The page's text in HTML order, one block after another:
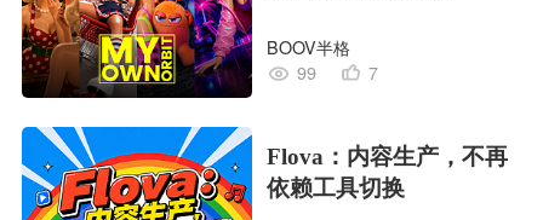
对
BOOV半格
99
7
Flova：内容生产，不再
依赖工具切换